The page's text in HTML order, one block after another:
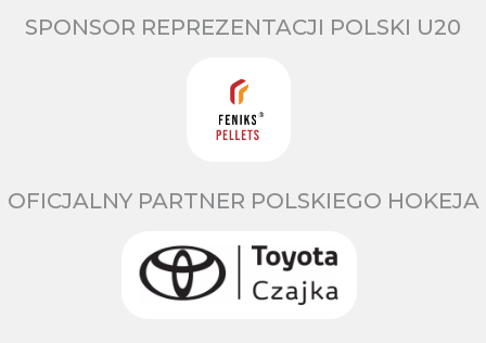
SPONSOR REPREZENTACJI POLSKI U20
OFICJALNY PARTNER POLSKIEGO HOKEJA